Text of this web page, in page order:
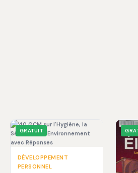
GRATUIT
DÉVELOPPEMENT
PERSONNEL